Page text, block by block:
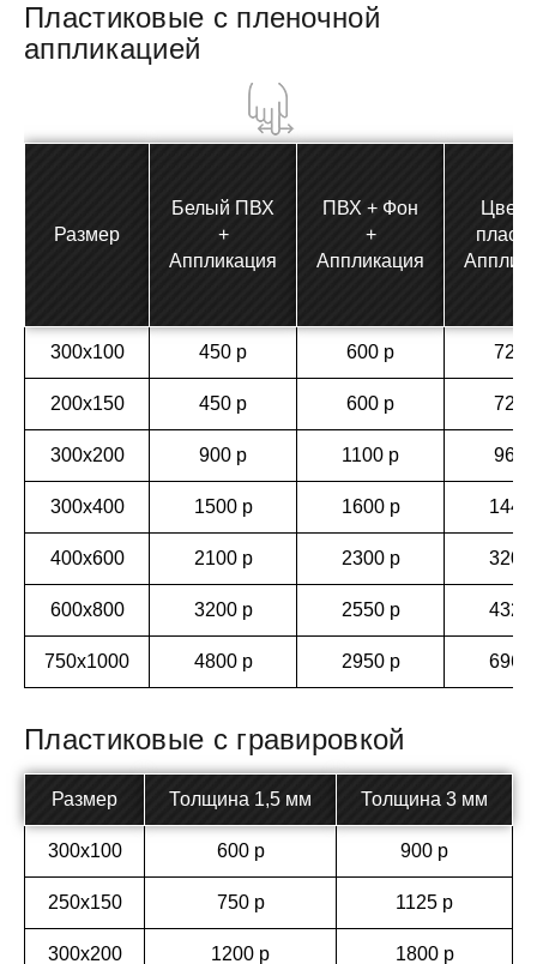
Пластиковые с пленочной
аппликацией
Размер
Белый ПВХ
+
Аппликация
ПВХ + Фон
+
Аппликация
300х100 450 р 600 р 720
200х150 450 р 600 р 720
300х200 900 р 1100 р 960
300х400 1500 р 1600 р 1440
400х600 2100 р 2300 р 3200
600х800 3200 р 2550 р 4320
750х1000 4800 р 2950 р 6960
Пластиковые с гравировкой
Размер Толщина 1,5 мм Толщина 3 мм
300х100 600 р 900 р
250х150 750 р 1125 р
300х200 1200 р 1800 р